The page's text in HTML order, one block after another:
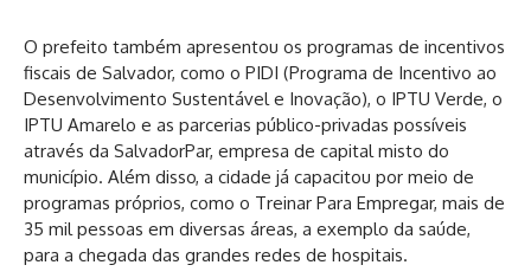
O prefeito também apresentou os programas de incentivos
fiscais de Salvador, como o PIDI (Programa de Incentivo ao
Desenvolvimento Sustentável e Inovação), o IPTU Verde, o
IPTU Amarelo e as parcerias público-privadas possíveis
através da SalvadorPar, empresa de capital misto do
município. Além disso, a cidade já capacitou por meio de
programas próprios, como o Treinar Para Empregar, mais de
35 mil pessoas em diversas áreas, a exemplo da saúde,
para a chegada das grandes redes de hospitais.